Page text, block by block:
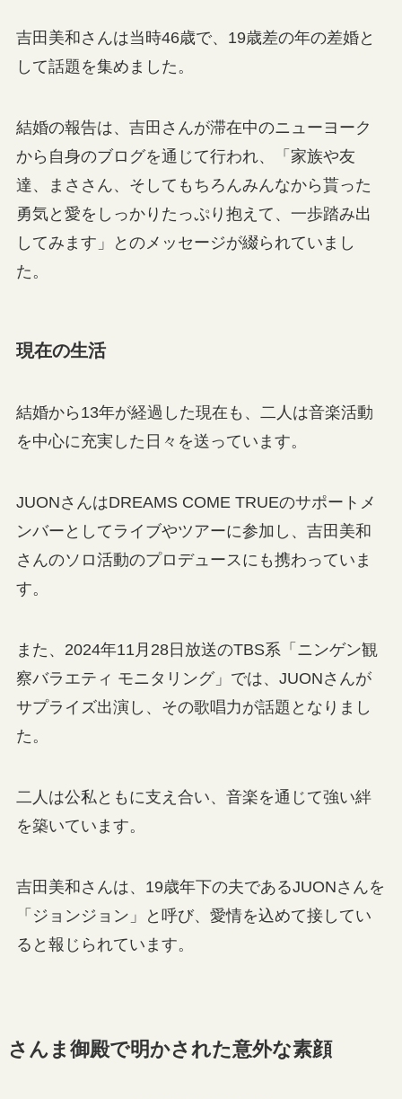
吉田美和さんは当時46歳で、19歳差の年の差婚と
して話題を集めました。
結婚の報告は、吉田さんが滞在中のニューヨーク
から自身のブログを通じて行われ、「家族や友
達、まささん、そしてもちろんみんなから貰った
勇気と愛をしっかりたっぷり抱えて、一歩踏み出
してみます」とのメッセージが綴られていまし
た。
現在の生活
結婚から13年が経過した現在も、二人は音楽活動
を中心に充実した日々を送っています。
JUONさんはDREAMS COME TRUEのサポートメ
ンバーとしてライブやツアーに参加し、吉田美和
さんのソロ活動のプロデュースにも携わっていま
す。
また、2024年11月28日放送のTBS系「ニンゲン観
察バラエティ モニタリング」では、JUONさんが
サプライズ出演し、その歌唱力が話題となりまし
た。
二人は公私ともに支え合い、音楽を通じて強い絆
を築いています。
吉田美和さんは、19歳年下の夫であるJUONさんを
「ジョンジョン」と呼び、愛情を込めて接してい
ると報じられています。
さんま御殿で明かされた意外な素顔